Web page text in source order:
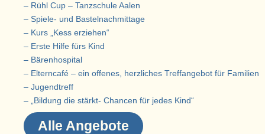
– Rühl Cup – Tanzschule Aalen
– Spiele- und Bastelnachmittage
– Kurs „Kess erziehen“
– Erste Hilfe fürs Kind
– Bärenhospital
– Elterncafé – ein offenes, herzliches Treffangebot für Familien
– Jugendtreff
– „Bildung die stärkt- Chancen für jedes Kind“
Alle Angebote